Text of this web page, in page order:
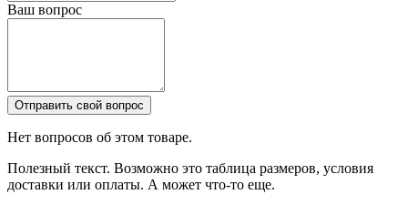
Ваш вопрос
Отправить свой вопрос
Нет вопросов об этом товаре.
Полезный текст. Возможно это таблица размеров, условия
доставки или оплаты. А может что-то еще.